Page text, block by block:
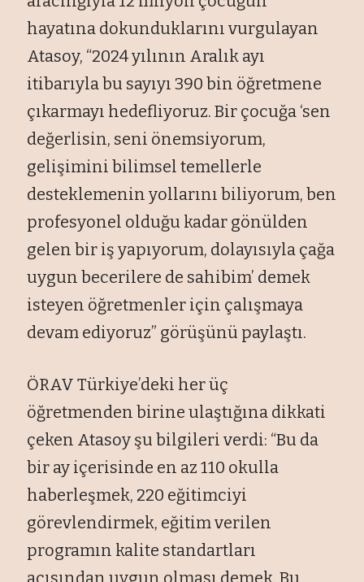
hayatına dokunduklarını vurgulayan
Atasoy, “2024 yılının Aralık ayı
itibarıyla bu sayıyı 390 bin öğretmene
çıkarmayı hedefliyoruz. Bir çocuğa ‘sen
değerlisin, seni önemsiyorum,
gelişimini bilimsel temellerle
desteklemenin yollarını biliyorum, ben
profesyonel olduğu kadar gönülden
gelen bir iş yapıyorum, dolayısıyla çağa
uygun becerilere de sahibim’ demek
isteyen öğretmenler için çalışmaya
devam ediyoruz” görüşünü paylaştı.
ÖRAV Türkiye’deki her üç
öğretmenden birine ulaştığına dikkati
çeken Atasoy şu bilgileri verdi: “Bu da
bir ay içerisinde en az 110 okulla
haberleşmek, 220 eğitimciyi
görevlendirmek, eğitim verilen
programın kalite standartları
açısından uygun olması demek. Bu